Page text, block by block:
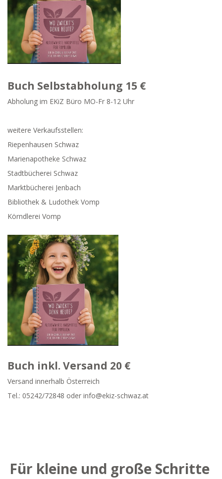
Buch Selbstabholung 15 €
Abholung im EKiZ Büro MO-Fr 8-12 Uhr
weitere Verkaufsstellen:
Riepenhausen Schwaz
Marienapotheke Schwaz
Stadtbücherei Schwaz
Marktbücherei Jenbach
Bibliothek & Ludothek Vomp
Körndlerei Vomp
Buch inkl. Versand 20 €
Versand innerhalb Österreich
Tel.: 05242/72848 oder info@ekiz-schwaz.at
Für kleine und große Schritte